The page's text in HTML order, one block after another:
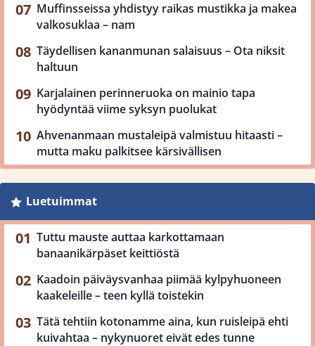
Muffinsseissa yhdistyy raikas mustikka ja makea
valkosuklaa – nam
Täydellisen kananmunan salaisuus – Ota niksit
haltuun
Karjalainen perinneruoka on mainio tapa
hyödyntää viime syksyn puolukat
Ahvenanmaan mustaleipä valmistuu hitaasti –
mutta maku palkitsee kärsivällisen
Luetuimmat
Tuttu mauste auttaa karkottamaan
banaanikärpäset keittiöstä
Kaadoin päiväysvanhaa piimää kylpyhuoneen
kaakeleille – teen kyllä toistekin
Tätä tehtiin kotonamme aina, kun ruisleipä ehti
kuivahtaa – nykynuoret eivät edes tunne